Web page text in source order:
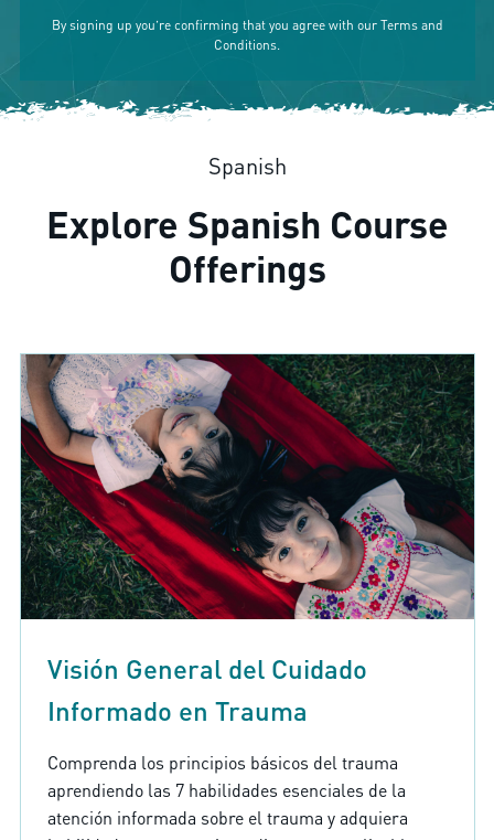
By signing up you’re confirming that you agree with our Terms and
Conditions.
Spanish
Explore Spanish Course
Offerings
Visión General del Cuidado
Informado en Trauma
Comprenda los principios básicos del trauma
aprendiendo las 7 habilidades esenciales de la
atención informada sobre el trauma y adquiera